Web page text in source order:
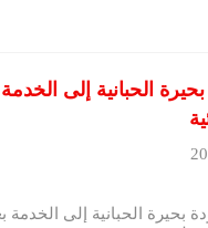
الحبانية إلى
بحيرة الحبانية إلى الخدمة